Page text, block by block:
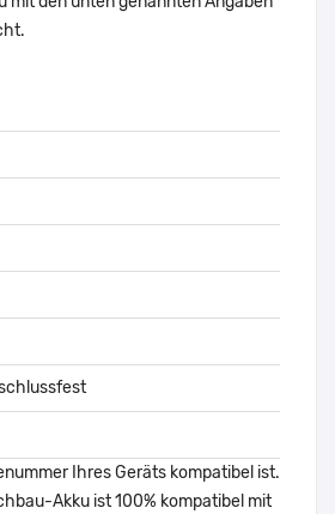
Ihres Geräts kompatibel ist.
Akku ist 100% kompatibel mit